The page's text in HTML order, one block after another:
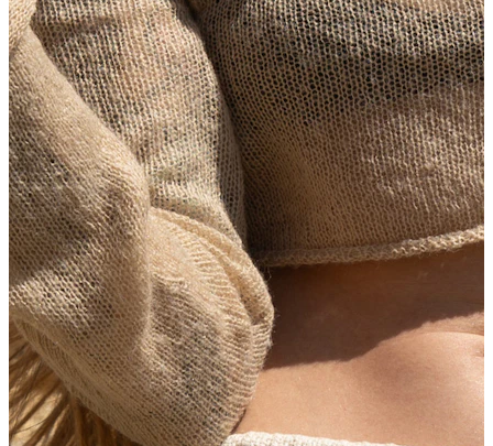
Kupuj tytan
Nowości
Kup 4, zapłać za 3Kupuj Bodymod Moments
Brands
Brands